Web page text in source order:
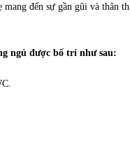
đến sự gần gũi và thân
ngủ được bố trí như sau: